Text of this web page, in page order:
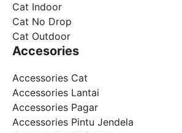
Cat Indoor
Cat No Drop
Cat Outdoor
Accesories
Accessories Cat
Accessories Lantai
Accessories Pagar
Accessories Pintu Jendela